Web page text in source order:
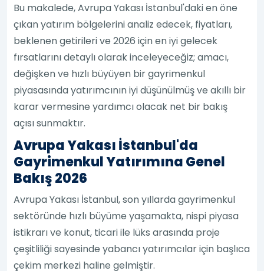
Bu makalede, Avrupa Yakası İstanbul'daki en öne
çıkan yatırım bölgelerini analiz edecek, fiyatları,
beklenen getirileri ve 2026 için en iyi gelecek
fırsatlarını detaylı olarak inceleyeceğiz; amacı,
değişken ve hızlı büyüyen bir gayrimenkul
piyasasında yatırımcının iyi düşünülmüş ve akıllı bir
karar vermesine yardımcı olacak net bir bakış
açısı sunmaktır.
Avrupa Yakası İstanbul'da
Gayrimenkul Yatırımına Genel
Bakış 2026
Avrupa Yakası İstanbul, son yıllarda gayrimenkul
sektöründe hızlı büyüme yaşamakta, nispi piyasa
istikrarı ve konut, ticari ile lüks arasında proje
çeşitliliği sayesinde yabancı yatırımcılar için başlıca
çekim merkezi haline gelmiştir.